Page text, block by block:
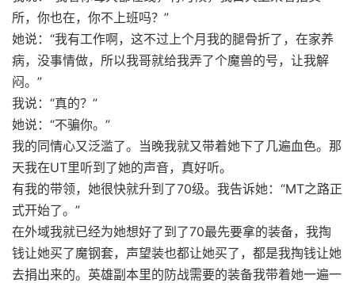
所，你也在，你不上班吗？”
她说：“我有工作啊，这不过上个月我的腿骨折了，在家养
病，没事情做，所以我哥就给我弄了个魔兽的号，让我解
闷。”
我说：“真的？”
她说：“不骗你。”
我的同情心又泛滥了。当晚我就又带着她下了几遍血色。那
天我在UT里听到了她的声音，真好听。
有我的带领，她很快就升到了70级。我告诉她：“MT之路正
式开始了。”
在外域我就已经为她想好了到了70最先要拿的装备，我掏
钱让她买了魔钢套，声望装也都让她买了，都是我掏钱让她
去捐出来的。英雄副本里的防战需要的装备我带着她一遍一